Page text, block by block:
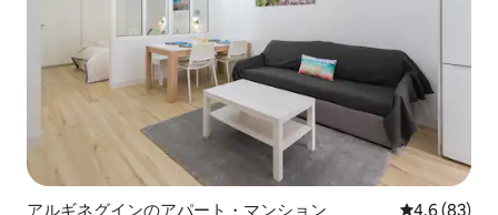
アルギネグインのアパート・マンション レビュー83
4.6 (83)